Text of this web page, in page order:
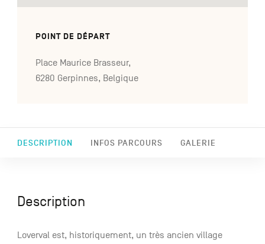
DESCRIPTION INFOS PARCOURS GALERIE
POINT DE DÉPART
Place Maurice Brasseur,
6280 Gerpinnes, Belgique
Description
Loverval est, historiquement, un très ancien village